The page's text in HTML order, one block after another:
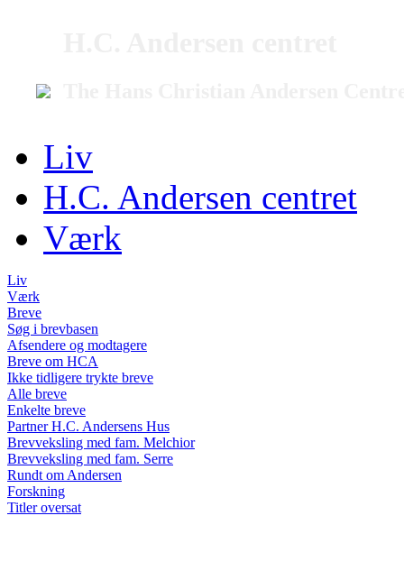
Liv
H.C. Andersen centret
Værk
Liv
Værk
Breve
Søg i brevbasen
Afsendere og modtagere
Breve om HCA
Ikke tidligere trykte breve
Alle breve
Enkelte breve
Partner H.C. Andersens Hus
Brevveksling med fam. Melchior
Brevveksling med fam. Serre
Rundt om Andersen
Forskning
Titler oversat